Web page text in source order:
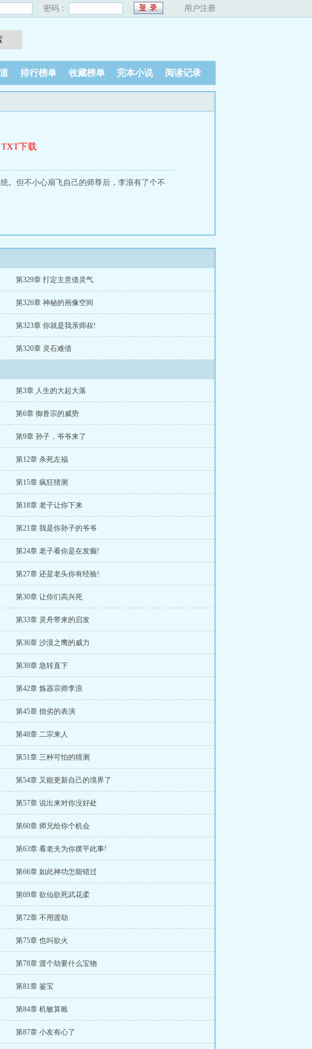
密码： 用户注册
排行榜单 收藏榜单 完本小说 阅读记录
TXT下载
。但不小心扇飞自己的师尊后，李浪有了个不
第329章 打定主意借灵气
第326章 神秘的画像空间
第323章 你就是我亲师叔!
第320章 灵石难借
第3章 人生的大起大落
第6章 御兽宗的威势
第9章 孙子，爷爷来了
第12章 杀死左福
第15章 疯狂猜测
第18章 老子让你下来
第21章 我是你孙子的爷爷
第24章 老子看你是在发癫!
第27章 还是老头你有经验!
第30章 让你们高兴死
第33章 灵舟带来的启发
第36章 沙漠之鹰的威力
第39章 急转直下
第42章 炼器宗师李浪
第45章 拙劣的表演
第48章 二宗来人
第51章 三种可怕的猜测
第54章 又能更新自己的境界了
第57章 说出来对你没好处
第60章 师兄给你个机会
第63章 看老夫为你摆平此事!
第66章 如此神功怎能错过
第69章 欲仙欲死武花柔
第72章 不用渡劫
第75章 也叫欲火
第78章 渡个劫要什么宝物
第81章 鉴宝
第84章 机敏算账
第87章 小友有心了